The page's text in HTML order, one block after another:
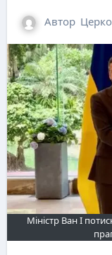
Автор
Міністр Ван І